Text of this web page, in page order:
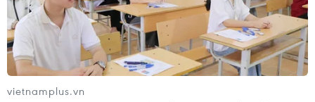
vietnamplus.vn